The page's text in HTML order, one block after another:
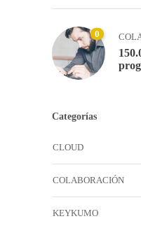
0
Categorías
CLOUD
COLABORACIÓN
KEYKUMO